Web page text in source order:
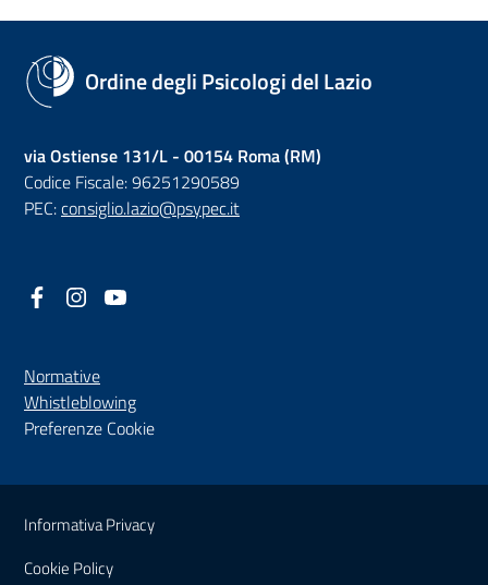
Ordine degli Psicologi del Lazio
via Ostiense 131/L - 00154 Roma (RM)
Codice Fiscale: 96251290589
PEC:consiglio.lazio@psypec.it
Facebook
(nuova scheda - new tab)
Instagram
(nuova scheda - new tab)
Normative
Whistleblowing(nuova scheda - new tab)
Preferenze Cookie
Sezione Link Utili
Informativa Privacy
Cookie Policy